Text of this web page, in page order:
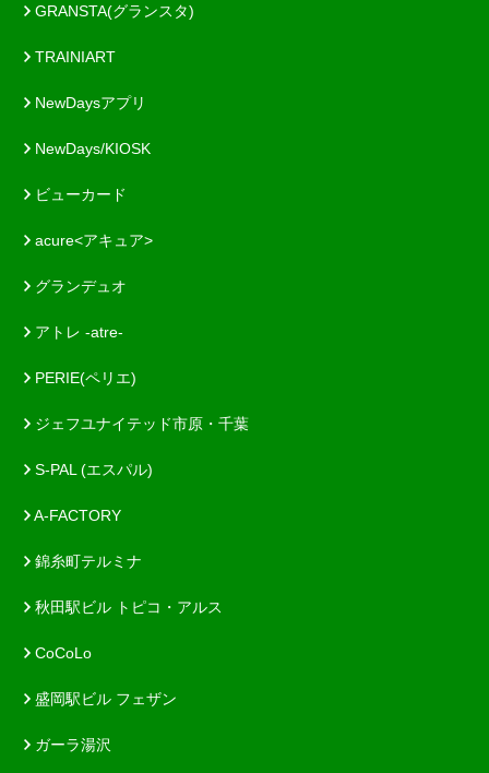
GRANSTA(グランスタ)
TRAINIART
NewDaysアプリ
NewDays/KIOSK
ビューカード
acure<アキュア>
グランデュオ
アトレ -atre-
PERIE(ペリエ)
ジェフユナイテッド市原・千葉
S-PAL (エスパル)
A-FACTORY
錦糸町テルミナ
秋田駅ビル トピコ・アルス
CoCoLo
盛岡駅ビル フェザン
ガーラ湯沢